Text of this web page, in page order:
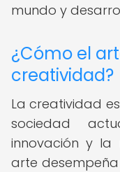
mundo y
¿Cómo el
creatividad?
La creatividad
sociedad
innovación y la
arte